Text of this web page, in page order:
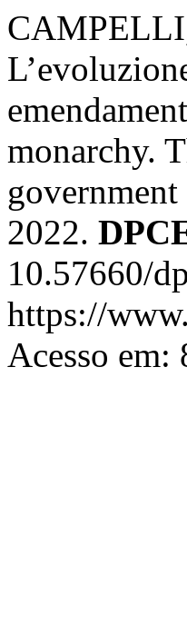
monarchy.
2022.
10.57660/
https://
Acesso em: